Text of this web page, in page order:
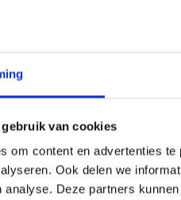
van cookies
om content en advertenties
Ook delen we
analyse. Deze partners